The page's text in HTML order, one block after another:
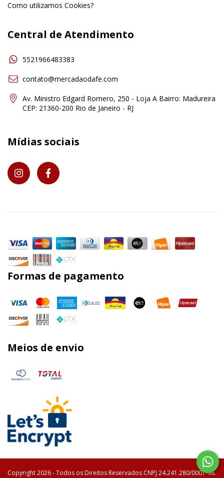
Como utilizamos Cookies?
Central de Atendimento
5521966483383
contato@mercadaodafe.com
Av. Ministro Edgard Romero, 250 - Loja A Bairro: Madureira
CEP: 21360-200 Rio de Janeiro - RJ
Mídias sociais
Formas de pagamento
Meios de envio
Copyright 2026 - Todos os Direitos Reservados CNPJ 24.241.280/0001-98.